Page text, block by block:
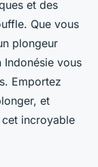
et des
Que vous
plongeur
Indonésie vous
Emportez
et
incroyable